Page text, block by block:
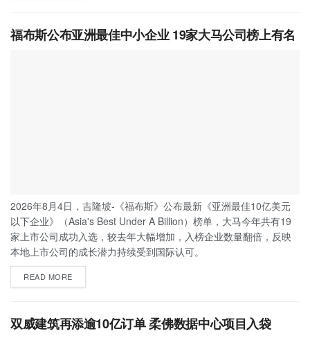
福布斯公布亚洲最佳中小企业 19家大马公司榜上有名
2026年8月4日，吉隆坡-《福布斯》公布最新《亚洲最佳10亿美元
以下企业》（Asia's Best Under A Billion）榜单，大马今年共有19
家上市公司成功入选，较去年大幅增加，入榜企业数量翻倍，反映
本地上市公司的成长潜力持续受到国际认可。
READ MORE
双威建筑再添逾10亿订单 柔佛数据中心项目入袋